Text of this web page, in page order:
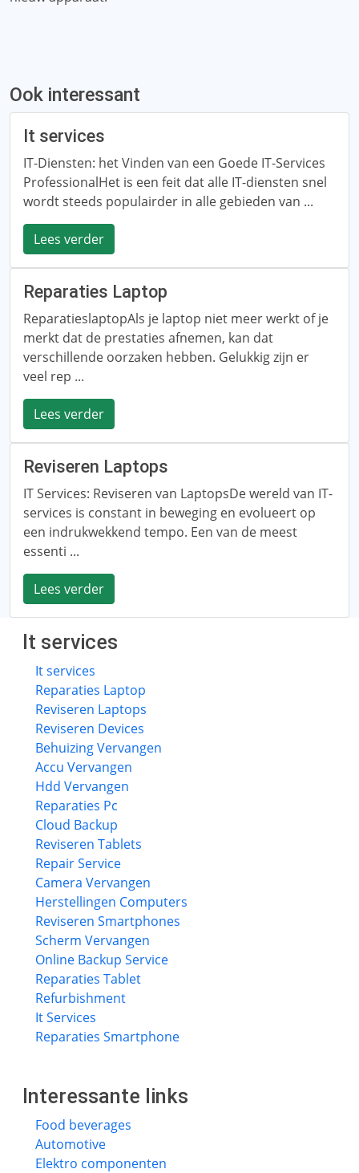
Ook interessant
It services
IT-Diensten: het Vinden van een Goede IT-Services
ProfessionalHet is een feit dat alle IT-diensten snel
wordt steeds populairder in alle gebieden van ...
Lees verder
Reparaties Laptop
ReparatieslaptopAls je laptop niet meer werkt of je
merkt dat de prestaties afnemen, kan dat
verschillende oorzaken hebben. Gelukkig zijn er
veel rep ...
Lees verder
Reviseren Laptops
IT Services: Reviseren van LaptopsDe wereld van IT-
services is constant in beweging en evolueert op
een indrukwekkend tempo. Een van de meest
essenti ...
Lees verder
It services
It services
Reparaties Laptop
Reviseren Laptops
Reviseren Devices
Behuizing Vervangen
Accu Vervangen
Hdd Vervangen
Reparaties Pc
Cloud Backup
Reviseren Tablets
Repair Service
Camera Vervangen
Herstellingen Computers
Reviseren Smartphones
Scherm Vervangen
Online Backup Service
Reparaties Tablet
Refurbishment
It Services
Reparaties Smartphone
Interessante links
Food beverages
Automotive
Elektro componenten